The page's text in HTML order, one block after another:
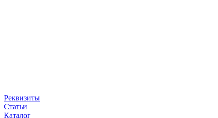
Реквизиты
Статьи
Каталог